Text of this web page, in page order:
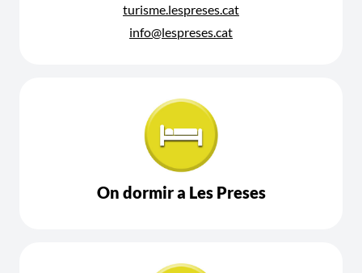
turisme.lespreses.cat
info@lespreses.cat
On dormir a Les Preses